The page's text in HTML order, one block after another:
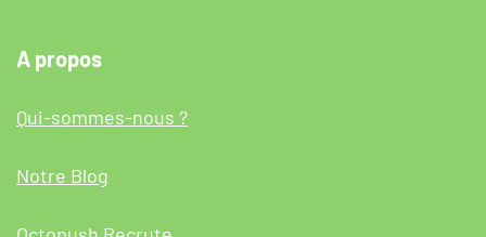
A propos
Qui-sommes-nous ?
Notre Blog